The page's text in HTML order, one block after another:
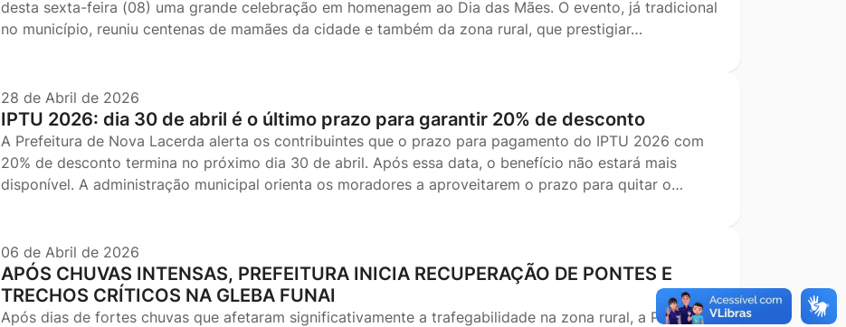
desta sexta-feira (08) uma grande celebração em homenagem ao Dia das Mães. O evento, já tradicional
no município, reuniu centenas de mamães da cidade e também da zona rural, que prestigiar…
28 de Abril de 2026
IPTU 2026: dia 30 de abril é o último prazo para garantir 20% de desconto
A Prefeitura de Nova Lacerda alerta os contribuintes que o prazo para pagamento do IPTU 2026 com
20% de desconto termina no próximo dia 30 de abril. Após essa data, o benefício não estará mais
disponível. A administração municipal orienta os moradores a aproveitarem o prazo para quitar o…
06 de Abril de 2026
APÓS CHUVAS INTENSAS, PREFEITURA INICIA RECUPERAÇÃO DE PONTES E
TRECHOS CRÍTICOS NA GLEBA FUNAI
Após dias de fortes chuvas que afetaram significativamente a trafegabilidade na zona rural, a Prefeitura